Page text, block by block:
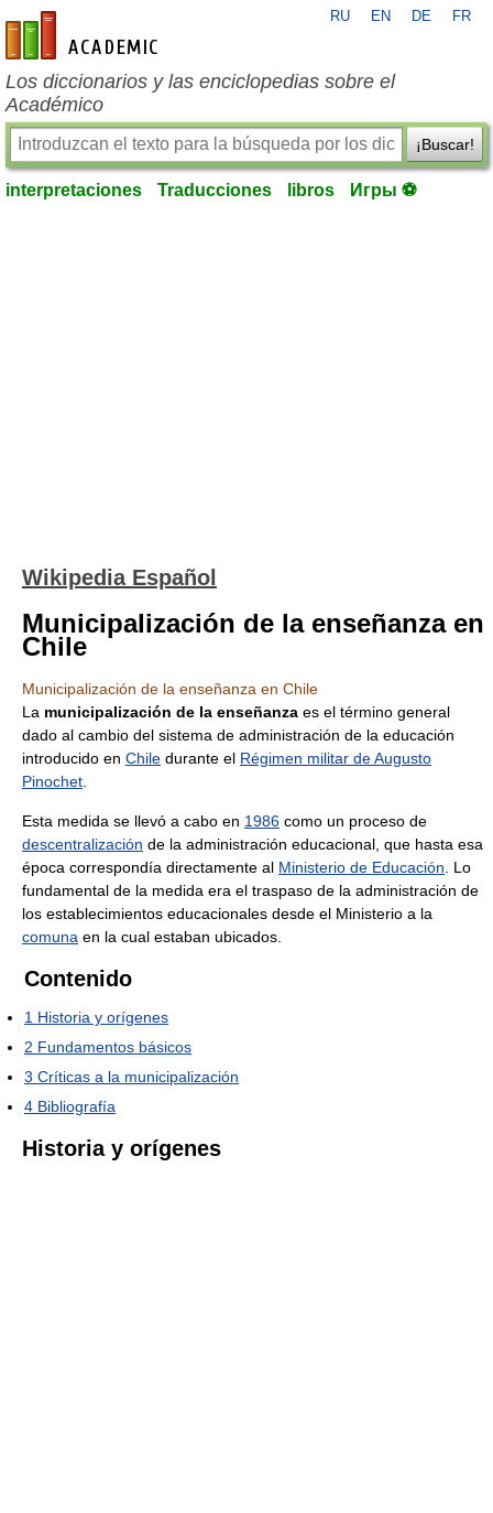
es-academic.com
RU EN DE FR
Los diccionarios y las enciclopedias sobre el
Académico
¡Buscar!
interpretaciones Traducciones libros Игры ⚽
Wikipedia Español
Municipalización de la enseñanza en
Chile
Municipalización de la enseñanza en Chile
La municipalización de la enseñanza es el término general
dado al cambio del sistema de administración de la educación
introducido en Chile durante el Régimen militar de Augusto
Pinochet
Esta medida se llevó a cabo en 1986 como un proceso de
descentralización de la administración educacional, que hasta esa
época correspondía directamente al Ministerio de Educación . Lo
fundamental de la medida era el traspaso de la administración de
los establecimientos educacionales desde el Ministerio a la
comuna en la cual estaban ubicados.
Contenido
1 Historia y orígenes
2 Fundamentos básicos
3 Críticas a la municipalización
4 Bibliografía
Historia y orígenes